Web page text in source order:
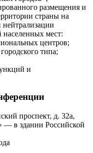
размещения и
страны на
населенных мест:
центров;
типа;
и
проспект, д. 32а,
— в здании Российской